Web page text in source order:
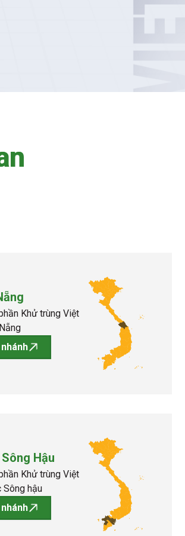
n
Khử trùng Việt
Hậu
Khử trùng Việt
Sông hậu